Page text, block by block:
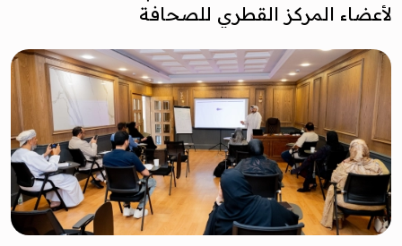
لأعضاء المركز القطري للصحافة